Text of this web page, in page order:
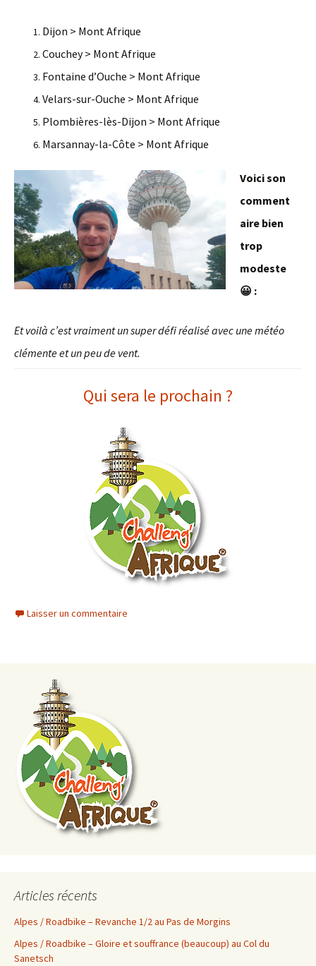
Dijon > Mont Afrique
Couchey > Mont Afrique
Fontaine d’Ouche > Mont Afrique
Velars-sur-Ouche > Mont Afrique
Plombières-lès-Dijon > Mont Afrique
Marsannay-la-Côte > Mont Afrique
Voici son
comment
aire bien
trop
modeste
😀 :
Et voilà c’est vraiment un super défi réalisé avec une météo
clémente et un peu de vent.
Qui sera le prochain ?
Laisser un commentaire
Articles récents
Alpes / Roadbike – Revanche 1/2 au Pas de Morgins
Alpes / Roadbike – Gloire et souffrance (beaucoup) au Col du
Sanetsch